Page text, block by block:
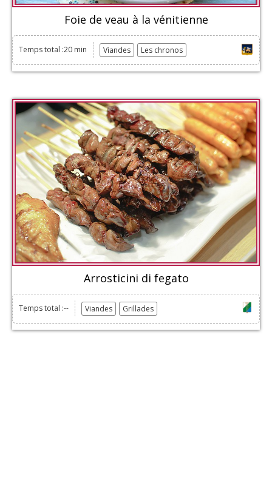
Foie de veau à la vénitienne
Temps total :20 min Viandes Les chronos
Arrosticini di fegato
Temps total :-- Viandes Grillades